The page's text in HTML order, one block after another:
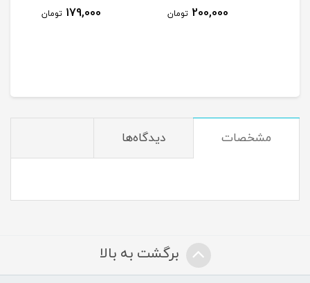
200,000 تومان 179,000 تومان
مشخصات دیدگاه‌ها
برگشت به بالا